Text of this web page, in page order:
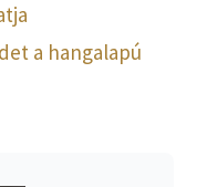
a hangalapú